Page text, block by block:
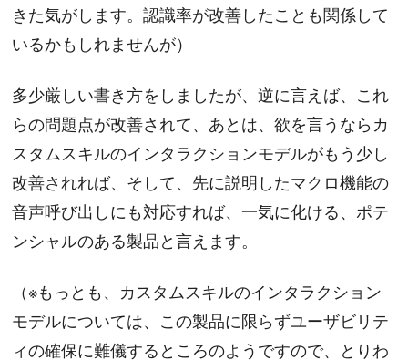
きた気がします。認識率が改善したことも関係して
いるかもしれませんが）
多少厳しい書き方をしましたが、逆に言えば、これ
らの問題点が改善されて、あとは、欲を言うならカ
スタムスキルのインタラクションモデルがもう少し
改善されれば、そして、先に説明したマクロ機能の
音声呼び出しにも対応すれば、一気に化ける、ポテ
ンシャルのある製品と言えます。
（※もっとも、カスタムスキルのインタラクション
モデルについては、この製品に限らずユーザビリテ
ィの確保に難儀するところのようですので、とりわ